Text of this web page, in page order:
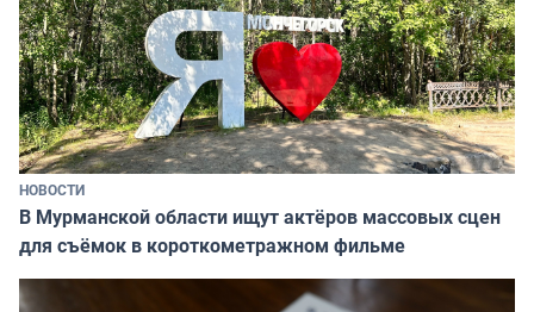
НОВОСТИ
В Мурманской области ищут актёров массовых сцен
для съёмок в короткометражном фильме